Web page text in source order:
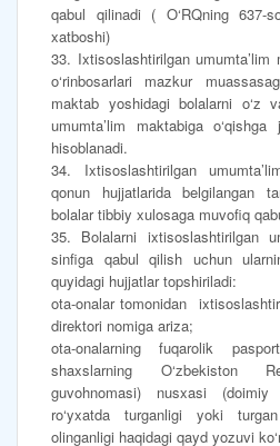
qabul qilinadi ( O‘RQning 637-
xatboshi)
33. Ixtisoslashtirilgan
o‘rinbosarlari mazkur
maktab yoshidagi bolalarni o‘z
umumta’lim maktabiga
hisoblanadi.
34. Ixtisoslashtirilgan
qonun hujjatlarida belgilangan
bolalar tibbiy xulosaga muvofiq
35. Bolalarni ixtisoslashtirilgan
sinfiga qabul qilish uchun
quyidagi hujjatlar topshiriladi:
ota-onalar tomonidan
direktori nomiga ariza;
ota-onalarning fuqarolik
shaxslarning O‘zbekiston
guvohnomasi) nusxasi
ro‘yxatda turganligi yoki
olinganligi haqidagi qayd yozuvi